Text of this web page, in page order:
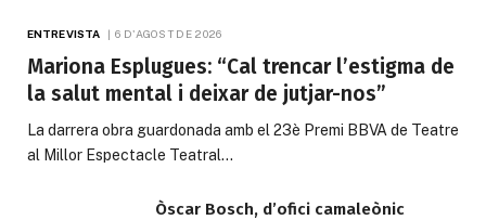
ENTREVISTA 6 D'AGOST DE 2026
Mariona Esplugues: “Cal trencar l’estigma de
la salut mental i deixar de jutjar-nos”
La darrera obra guardonada amb el 23è Premi BBVA de Teatre
al Millor Espectacle Teatral…
Òscar Bosch, d’ofici camaleònic